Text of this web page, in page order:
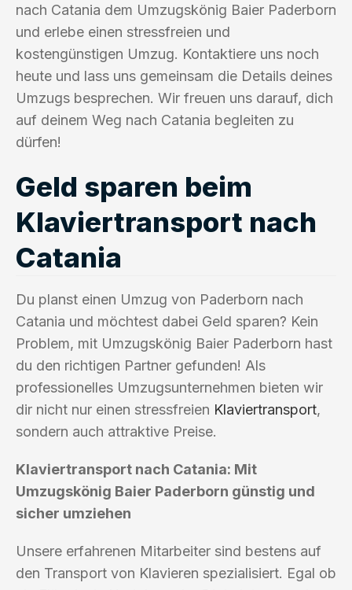
nach Catania dem Umzugskönig Baier Paderborn
und erlebe einen stressfreien und
kostengünstigen Umzug. Kontaktiere uns noch
heute und lass uns gemeinsam die Details deines
Umzugs besprechen. Wir freuen uns darauf, dich
auf deinem Weg nach Catania begleiten zu
dürfen!
Geld sparen beim
Klaviertransport nach
Catania
Du planst einen Umzug von Paderborn nach
Catania und möchtest dabei Geld sparen? Kein
Problem, mit Umzugskönig Baier Paderborn hast
du den richtigen Partner gefunden! Als
professionelles Umzugsunternehmen bieten wir
dir nicht nur einen stressfreien Klaviertransport,
sondern auch attraktive Preise.
Klaviertransport nach Catania: Mit
Umzugskönig Baier Paderborn günstig und
sicher umziehen
Unsere erfahrenen Mitarbeiter sind bestens auf
den Transport von Klavieren spezialisiert. Egal ob